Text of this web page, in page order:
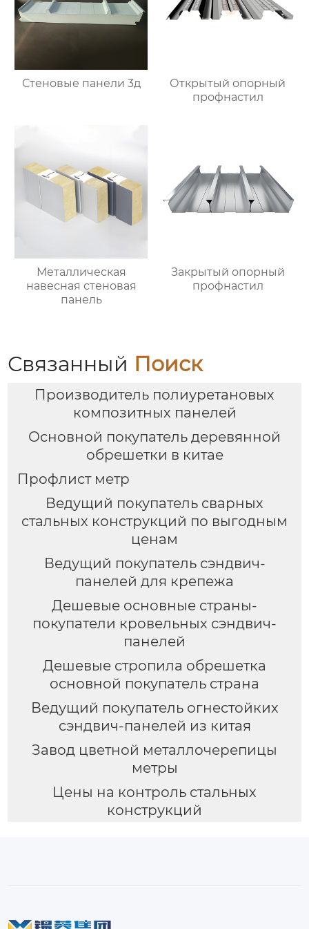
Стеновые панели 3д
Открытый опорный
профнастил
Металлическая
навесная стеновая
панель
Закрытый опорный
профнастил
Связанный Поиск
Производитель полиуретановых
композитных панелей
Основной покупатель деревянной
обрешетки в китае
Профлист метр
Ведущий покупатель сварных
стальных конструкций по выгодным
ценам
Ведущий покупатель сэндвич-
панелей для крепежа
Дешевые основные страны-
покупатели кровельных сэндвич-
панелей
Дешевые стропила обрешетка
основной покупатель страна
Ведущий покупатель огнестойких
сэндвич-панелей из китая
Завод цветной металлочерепицы
метры
Цены на контроль стальных
конструкций